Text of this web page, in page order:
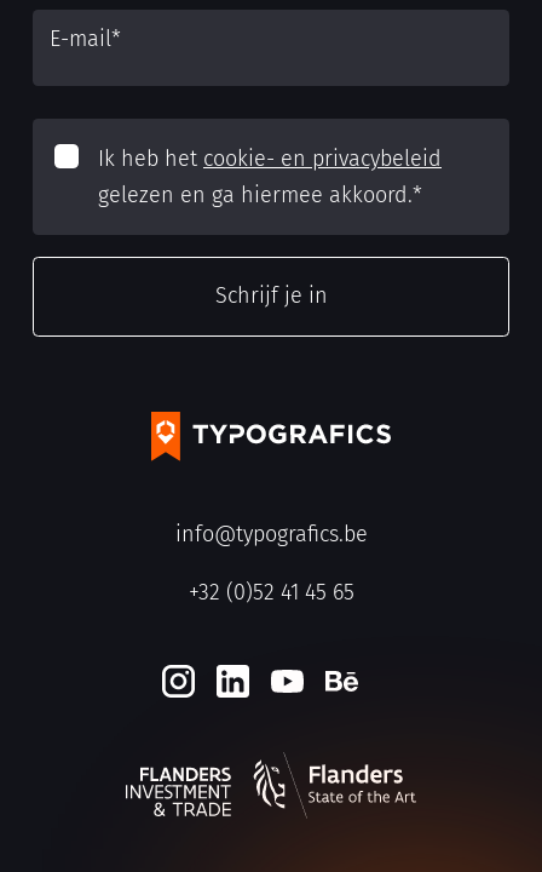
info@typografics.be
+32 (0)52 41 45 65
E-mail*
Ik heb het cookie- en privacybeleid
gelezen en ga hiermee akkoord.*